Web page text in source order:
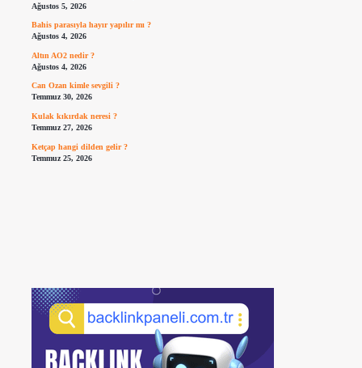
Ağustos 5, 2026
Bahis parasıyla hayır yapılır mı ?
Ağustos 4, 2026
Altın AO2 nedir ?
Ağustos 4, 2026
Can Ozan kimle sevgili ?
Temmuz 30, 2026
Kulak kıkırdak neresi ?
Temmuz 27, 2026
Ketçap hangi dilden gelir ?
Temmuz 25, 2026